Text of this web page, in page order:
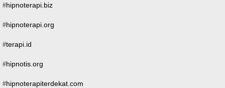
#hipnoterapi.biz
#hipnoterapi.org
#terapi.id
#hipnotis.org
#hipnoterapiterdekat.com